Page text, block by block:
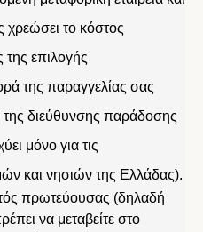
το κόστος
επιλογής
της παραγγελίας σας
διεύθυνσης παράδοσης
μόνο για τις
και νησιών της Ελλάδας).
πρωτεύουσας (δηλαδή
να μεταβείτε στο